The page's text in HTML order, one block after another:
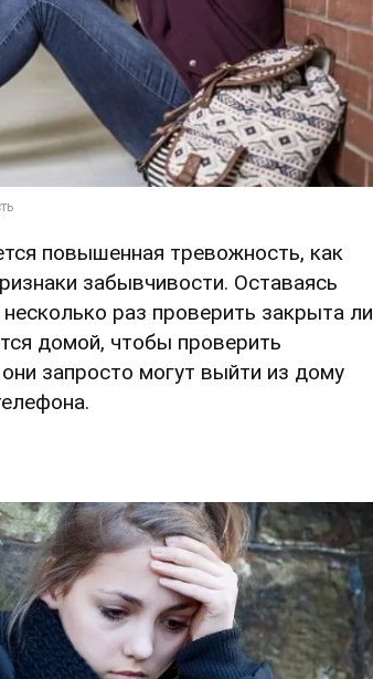
повышенная тревожность, как
забывчивости. Оставаясь
раз проверить закрыта ли
домой, чтобы проверить
запросто могут выйти из дому